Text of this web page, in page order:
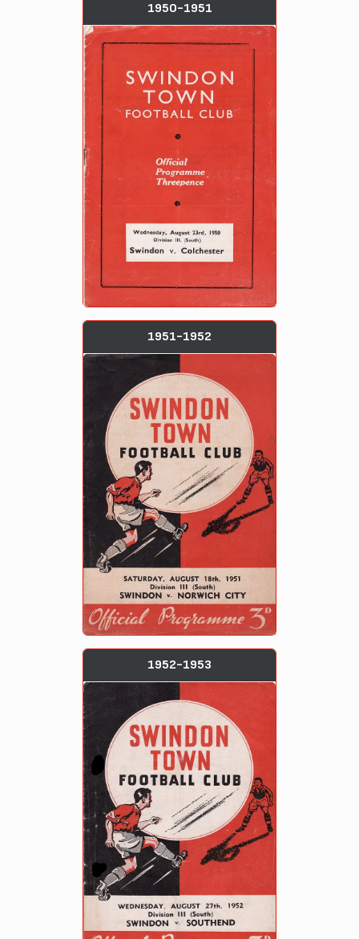
1950-1951
1951-1952
1952-1953